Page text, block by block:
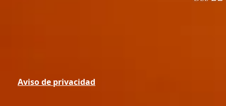
Aviso de privacidad